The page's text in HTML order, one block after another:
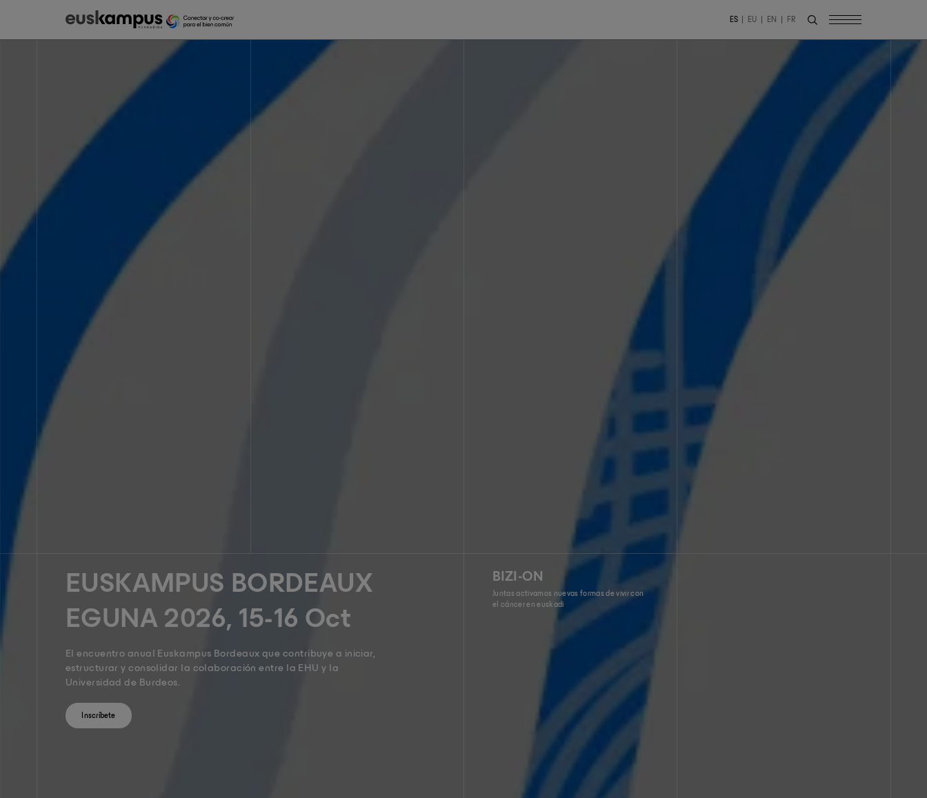
ES EU EN FR
EUSKAMPUS BORDEAUX
EGUNA 2026, 15-16 Oct
El encuentro anual Euskampus Bordeaux que contribuye a iniciar,
estructurar y consolidar la colaboración entre la EHU y la
Universidad de Burdeos.
Inscríbete
BIZI-ON
Juntas activamos nuevas formas de vivir con
el cáncer en euskadi